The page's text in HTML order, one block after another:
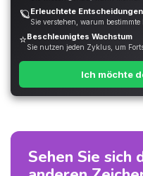
🪐Erleuchtete Entscheidungen
Sie verstehen, warum
⭐Beschleunigtes Wachstum
Sie nutzen jeden Zyklus, um
Ich möchte
Sehen Sie sich